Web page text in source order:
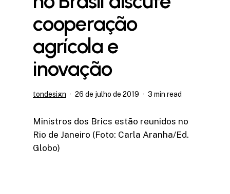
cooperação
agrícola e
inovação
tondesign 26 de julho de 2019 3 min read
Ministros dos Brics estão reunidos no
Rio de Janeiro (Foto: Carla Aranha/Ed.
Globo)